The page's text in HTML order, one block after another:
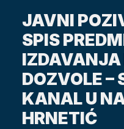
JAVNI
SPIS
DOZVOLE –
KANAL U
HRNETIĆ